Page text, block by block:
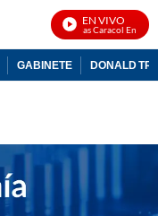
EN VIVO
Noticias Caracol En Vivo
GABINETE DONALD